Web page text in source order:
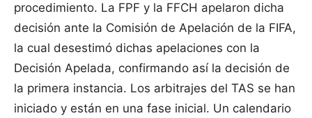
procedimiento. La FPF y la FFCH apelaron dicha
decisión ante la Comisión de Apelación de la FIFA,
la cual desestimó dichas apelaciones con la
Decisión Apelada, confirmando así la decisión de
la primera instancia. Los arbitrajes del TAS se han
iniciado y están en una fase inicial. Un calendario